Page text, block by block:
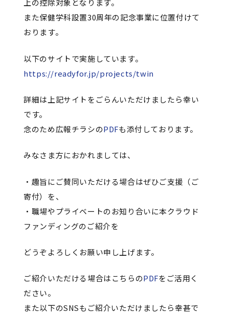
上の控除対象となります。
また保健学科設置30周年の記念事業に位置付けて
おります。
以下のサイトで実施しています。
https://readyfor.jp/projects/twin
詳細は上記サイトをごらんいただけましたら幸い
です。
念のため広報チラシのPDFも添付しております。
みなさま方におかれましては、
・趣旨にご賛同いただける場合はぜひご支援（ご
寄付）を、
・職場やプライベートのお知り合いに本クラウド
ファンディングのご紹介を
どうぞよろしくお願い申し上げます。
ご紹介いただける場合はこちらのPDFをご活用く
ださい。
また以下のSNSもご紹介いただけましたら幸甚で